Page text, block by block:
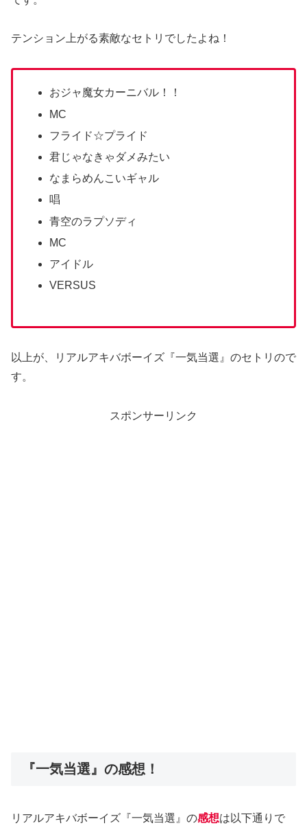
テンション上がる素敵なセトリでしたよね！
おジャ魔女カーニバル！！
MC
フライド☆プライド
君じゃなきゃダメみたい
なまらめんこいギャル
唱
青空のラプソディ
MC
アイドル
VERSUS
以上が、リアルアキバボーイズ『一気当選』のセトリので
す。
スポンサーリンク
『一気当選』の感想！
リアルアキバボーイズ『一気当選』の感想は以下通りで